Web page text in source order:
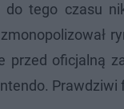
do tego czasu
przed oficjalną
Prawdziwi